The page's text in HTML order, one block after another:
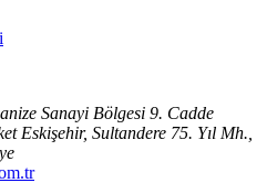
Sanayi Bölgesi 9. Cadde
Eskişehir, Sultandere 75. Yıl Mh.,